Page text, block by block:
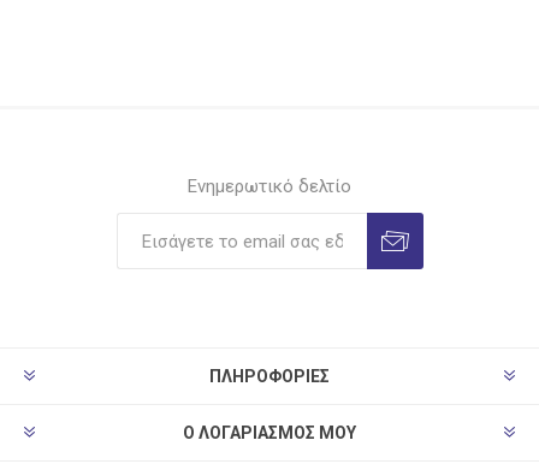
Ενημερωτικό δελτίο
ΠΛΗΡΟΦΟΡΊΕΣ
Ο ΛΟΓΑΡΙΑΣΜΌΣ ΜΟΥ